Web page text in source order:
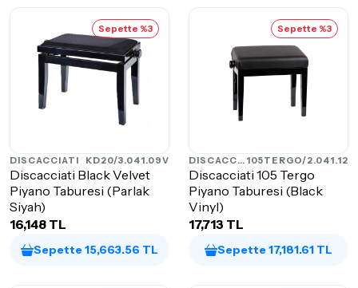
Sepette %3
DISCACCIATI KD20/3.041.09V
Discacciati Black Velvet
Piyano Taburesi (Parlak
Siyah)
16,148 TL
Sepette 15,663.56 TL
Sepette %3
DISCACCIATI 105TERGO/2.041.12
Discacciati 105 Tergo
Piyano Taburesi (Black
Vinyl)
17,713 TL
Sepette 17,181.61 TL